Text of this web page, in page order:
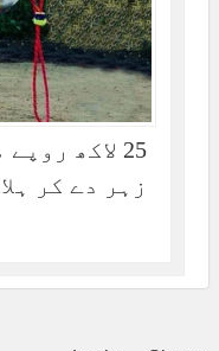
25 لاکھ
زہر دے کر